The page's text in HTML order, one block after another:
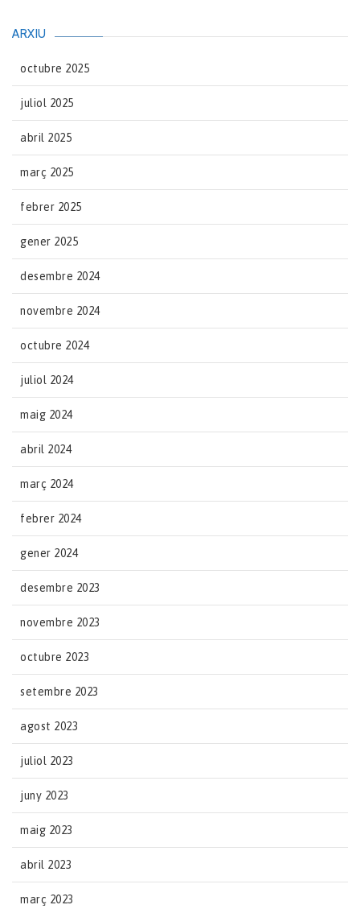
ARXIU
octubre 2025
juliol 2025
abril 2025
març 2025
febrer 2025
gener 2025
desembre 2024
novembre 2024
octubre 2024
juliol 2024
maig 2024
abril 2024
març 2024
febrer 2024
gener 2024
desembre 2023
novembre 2023
octubre 2023
setembre 2023
agost 2023
juliol 2023
juny 2023
maig 2023
abril 2023
març 2023